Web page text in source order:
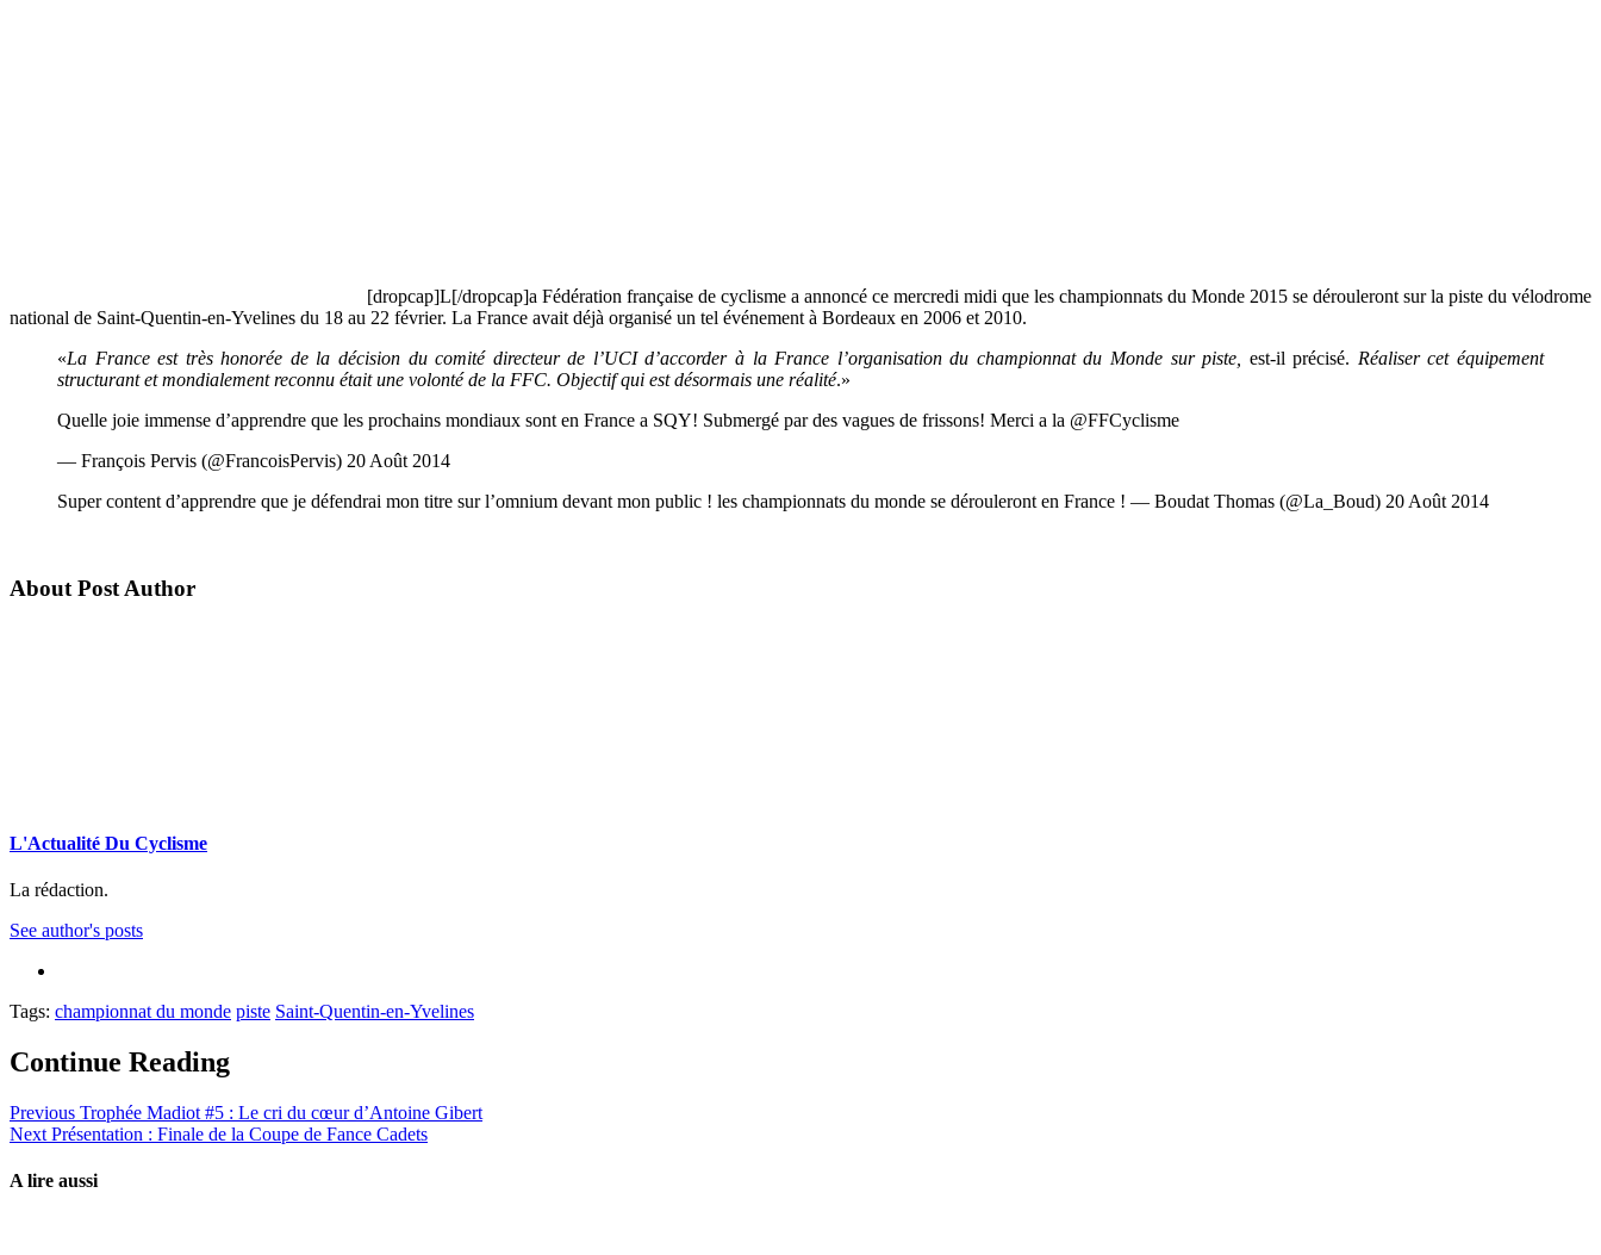
[dropcap]L[/dropcap]a Fédération française de cyclisme a annoncé ce mercredi midi que les championnats du Monde 2015 se dérouleront sur la piste du vélodrome
national de Saint-Quentin-en-Yvelines du 18 au 22 février. La France avait déjà organisé un tel événement à Bordeaux en 2006 et 2010.
«La France est très honorée de la décision du comité directeur de l’UCI d’accorder à la France l’organisation du championnat du Monde sur piste, est-il précisé. Réaliser cet équipement
structurant et mondialement reconnu était une volonté de la FFC. Objectif qui est désormais une réalité.»
Quelle joie immense d’apprendre que les prochains mondiaux sont en France a SQY! Submergé par des vagues de frissons! Merci a la @FFCyclisme
— François Pervis (@FrancoisPervis) 20 Août 2014
Super content d’apprendre que je défendrai mon titre sur l’omnium devant mon public ! les championnats du monde se dérouleront en France ! — Boudat Thomas (@La_Boud) 20 Août 2014
About Post Author
L'Actualité Du Cyclisme
La rédaction.
See author's posts
Tags: championnat du monde piste Saint-Quentin-en-Yvelines
Continue Reading
Previous Trophée Madiot #5 : Le cri du cœur d’Antoine Gibert
Next Présentation : Finale de la Coupe de Fance Cadets
A lire aussi